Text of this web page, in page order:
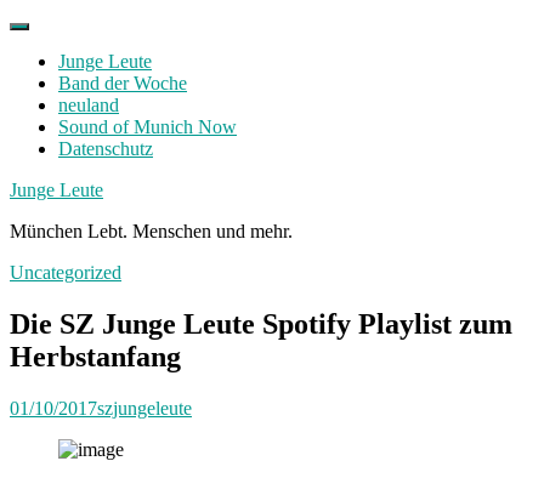
Skip
contentJunge Leute
Band der Woche
neuland
Sound of Munich Now
Datenschutz
Facebook
Twitter
Instagram
Junge Leute
München Lebt. Menschen und mehr.
Uncategorized
Die SZ Junge Leute Spotify Playlist zum
Herbstanfang
01/10/2017szjungeleute